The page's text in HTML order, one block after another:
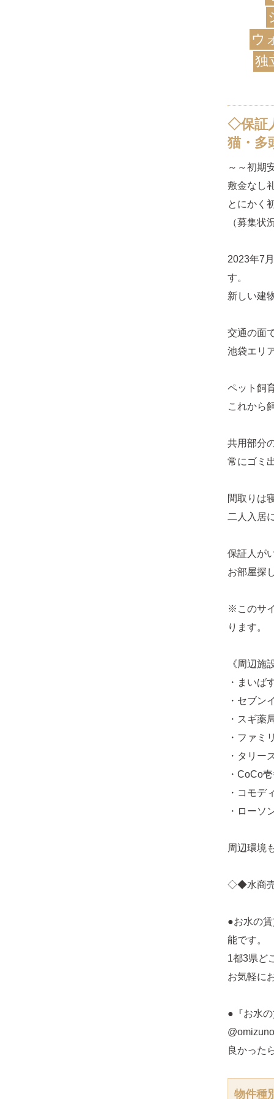
ウ
独
◇保証
猫・多
～～初期
敷金なし
とにかく
（募集状
2023年7
す。
新しい建
交通の面
池袋エリ
ペット飼
これから
共用部分
常にゴミ
間取りは
二人入居
保証人が
お部屋探
※このサ
ります。
《周辺施
・まいば
・セブン
・スギ薬
・ファミ
・タリー
・CoCo
・コモデ
・ローソ
周辺環境
◇◆水商
●お水の
能です。
1都3県ど
お気軽に
●『お水
良かった
物件種